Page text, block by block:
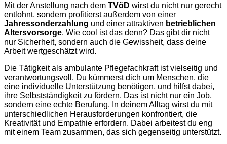
Mit der Anstellung nach dem TVöD wirst du nicht nur gerecht
entlohnt, sondern profitierst außerdem von einer
Jahressonderzahlung und einer attraktiven betrieblichen
Altersvorsorge. Wie cool ist das denn? Das gibt dir nicht
nur Sicherheit, sondern auch die Gewissheit, dass deine
Arbeit wertgeschätzt wird.
Die Tätigkeit als ambulante Pflegefachkraft ist vielseitig und
verantwortungsvoll. Du kümmerst dich um Menschen, die
eine individuelle Unterstützung benötigen, und hilfst dabei,
ihre Selbstständigkeit zu fördern. Das ist nicht nur ein Job,
sondern eine echte Berufung. In deinem Alltag wirst du mit
unterschiedlichen Herausforderungen konfrontiert, die
Kreativität und Empathie erfordern. Dabei arbeitest du eng
mit einem Team zusammen, das sich gegenseitig unterstützt.